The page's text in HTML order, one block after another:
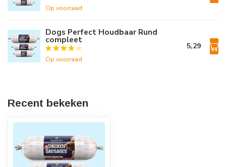
Op voorraad
Dogs Perfect Houdbaar Rund
compleet
Op voorraad
5,29
Recent bekeken